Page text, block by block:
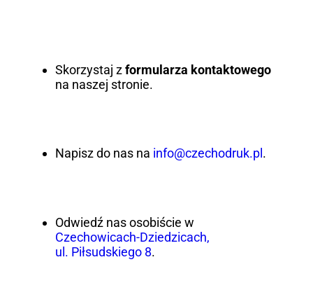
Skorzystaj zformularza kontaktowego
na naszej stronie.
Napisz do nas na info@czechodruk.pl .
Odwiedź nas osobiście w
Czechowicach-Dziedzicach,
ul. Piłsudskiego 8.